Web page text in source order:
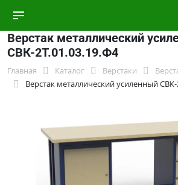
Верстак металлический
СВК-2Т.01.03.19.Ф4
Главная Каталог Верстаки
Верстак металлический усиленный СВК-